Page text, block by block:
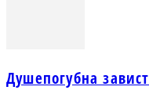
Душепогубна завист